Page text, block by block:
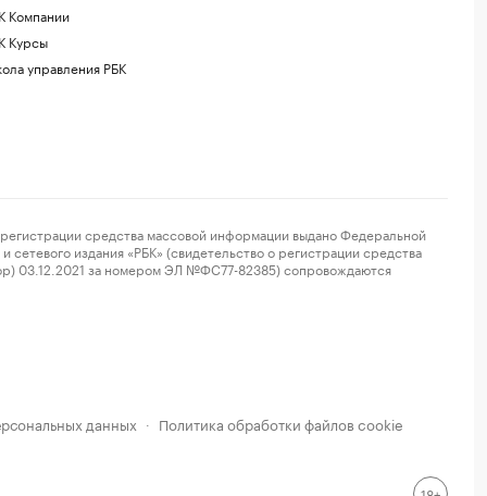
Компании
Курсы
управления РБК
средства массовой информации выдано Федеральной
издания «РБК» (свидетельство о регистрации средства
03.12.2021 за номером ЭЛ №ФС77-82385) сопровождаются
данных · Политика обработки файлов cookie